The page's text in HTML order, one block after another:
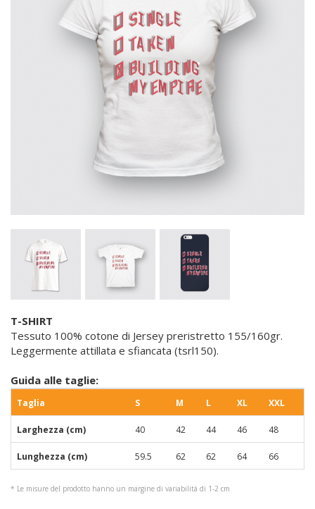
T-SHIRT
Tessuto 100% cotone di Jersey preristretto 155/160gr.
Leggermente attillata e sfiancata (tsrl150).
Guida alle taglie:
Taglia S M L XL XXL
Larghezza (cm) 40 42 44 46 48
Lunghezza (cm) 59.5 62 62 64 66
* Le misure del prodotto hanno un margine di variabilità di 1-2 cm